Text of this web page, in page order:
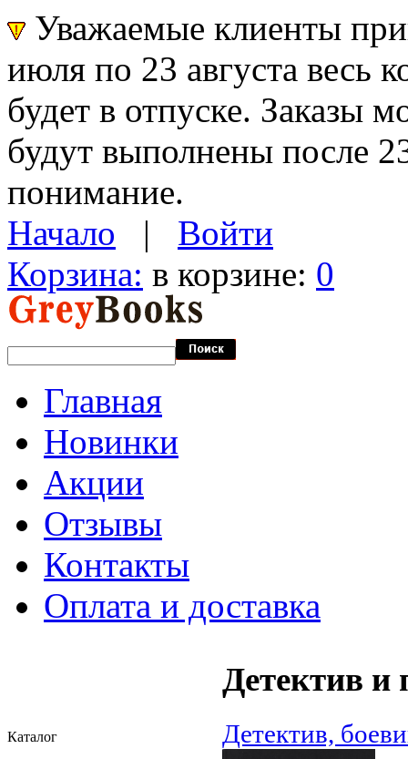
Уважаемые клиенты
июля по 23 августа весь
будет в отпуске. Заказы
будут выполнены после
понимание.
Начало | Войти
Корзина: в корзине: 0
Главная
Новинки
Акции
Отзывы
Контакты
Оплата и доставка
Каталог
Детектив и
Детектив,